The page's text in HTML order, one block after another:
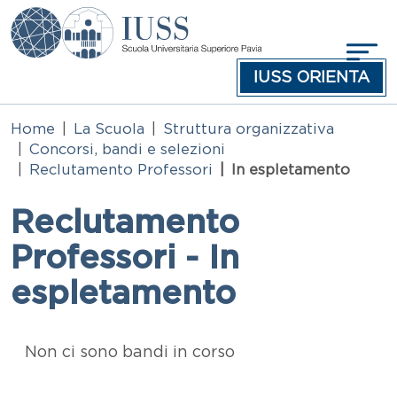
Salta al contenuto principale
IUSS ORIENTA
Home La Scuola
Struttura organizzativa
Concorsi, bandi e selezioni
Reclutamento Professori
In espletamento
Reclutamento
Professori - In
espletamento
Non ci sono bandi in corso